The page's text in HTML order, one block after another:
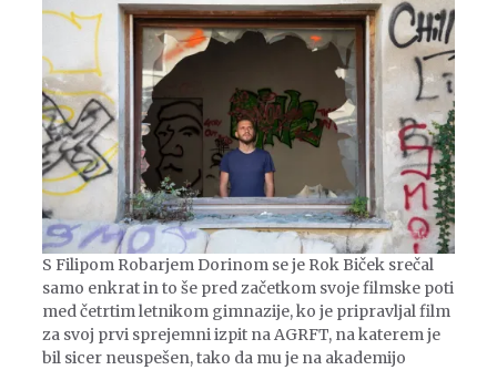
S Filipom Robarjem Dorinom se je Rok Biček srečal
samo enkrat in to še pred začetkom svoje filmske poti
med četrtim letnikom gimnazije, ko je pripravljal film
za svoj prvi sprejemni izpit na AGRFT, na katerem je
bil sicer neuspešen, tako da mu je na akademijo